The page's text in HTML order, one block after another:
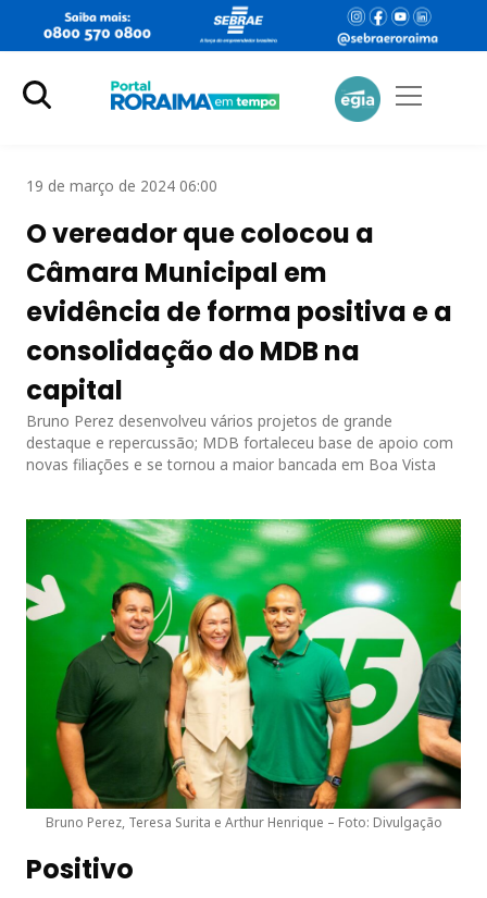
19 de março de 2024 06:00
O vereador que colocou a
Câmara Municipal em
evidência de forma positiva e a
consolidação do MDB na
capital
Bruno Perez desenvolveu vários projetos de grande
destaque e repercussão; MDB fortaleceu base de apoio com
novas filiações e se tornou a maior bancada em Boa Vista
Bruno Perez, Teresa Surita e Arthur Henrique – Foto: Divulgação
Positivo